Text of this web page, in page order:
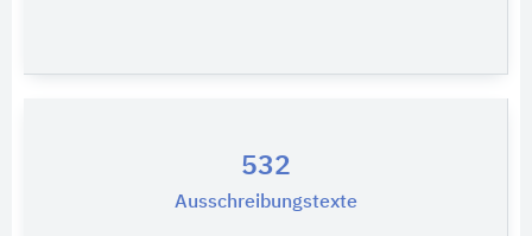
532
Ausschreibungstexte